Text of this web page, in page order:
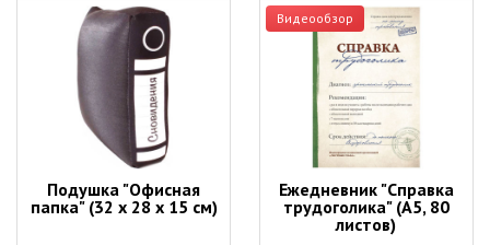
Подушка "Офисная
папка" (32 х 28 х 15 см)
Видеообзор
Ежедневник "Справка
трудоголика" (A5, 80
листов)